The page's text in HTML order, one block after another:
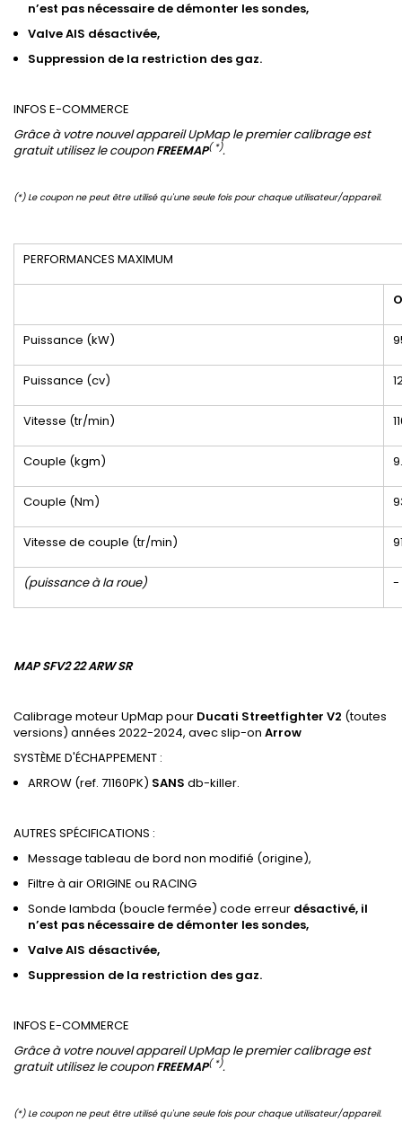
n’est pas nécessaire de démonter les sondes,
ValveAIS désactivée,
Suppression de la restriction des gaz.
INFOS E-COMMERCE
Grâce à votre nouvel appareil UpMap le premier calibrage est
gratuit utilisez le couponFREEMAP( *).
(*) Le coupon ne peut être utilisé qu'une seule fois pour chaque utilisateur/appareil.
PERFORMANCES MAXIMUM
Puissance (kW)
Puissance (cv)
Vitesse (tr/min)
Couple (kgm)
Couple (Nm)
Vitesse de couple (tr/min)
(puissance à la roue) -
MAP SFV2 22 ARW SR
Calibrage moteur UpMap pour Ducati Streetfighter V2 (toutes
versions) années 2022-2024, avec slip-on Arrow
SYSTÈME D'ÉCHAPPEMENT :
ARROW (ref. 71160PK) SANS db-killer.
AUTRES SPÉCIFICATIONS :
Message tableau de bord non modifié (origine),
Filtre à air ORIGINE ou RACING
Sonde lambda (boucle fermée) code erreur désactivé, il
n’est pas nécessaire de démonter les sondes,
ValveAIS désactivée,
Suppression de la restriction des gaz.
INFOS E-COMMERCE
Grâce à votre nouvel appareil UpMap le premier calibrage est
gratuit utilisez le couponFREEMAP( *).
(*) Le coupon ne peut être utilisé qu'une seule fois pour chaque utilisateur/appareil.